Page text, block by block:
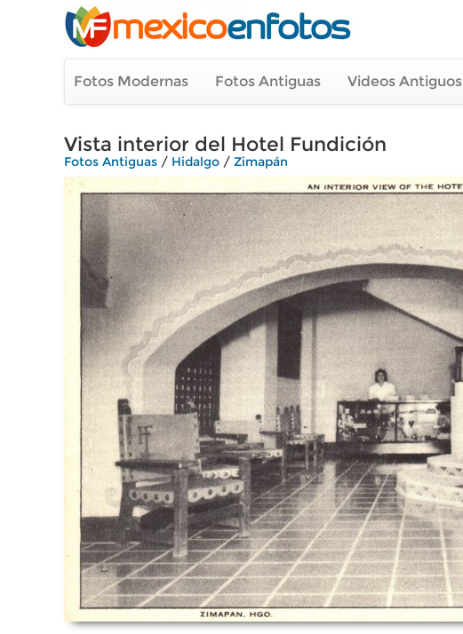
Fotos Modernas Fotos Antiguas Videos Antiguos
Vista interior del Hotel Fundición
Fotos Antiguas / Hidalgo / Zimapán